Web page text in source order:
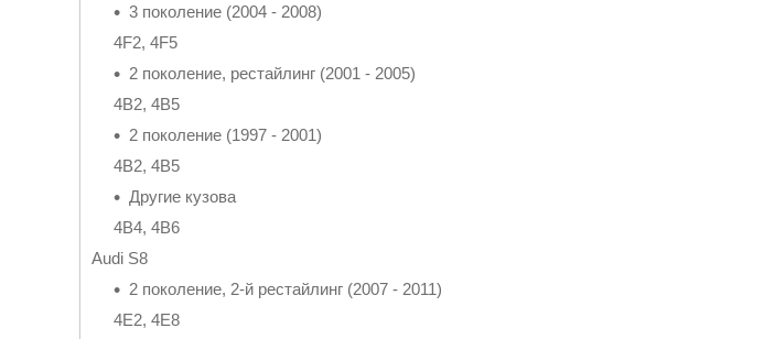
3 поколение (2004 - 2008)
4F2, 4F5
2 поколение, рестайлинг (2001 - 2005)
4B2, 4B5
2 поколение (1997 - 2001)
4B2, 4B5
Другие кузова
4B4, 4B6
Audi S8
2 поколение, 2-й рестайлинг (2007 - 2011)
4E2, 4E8